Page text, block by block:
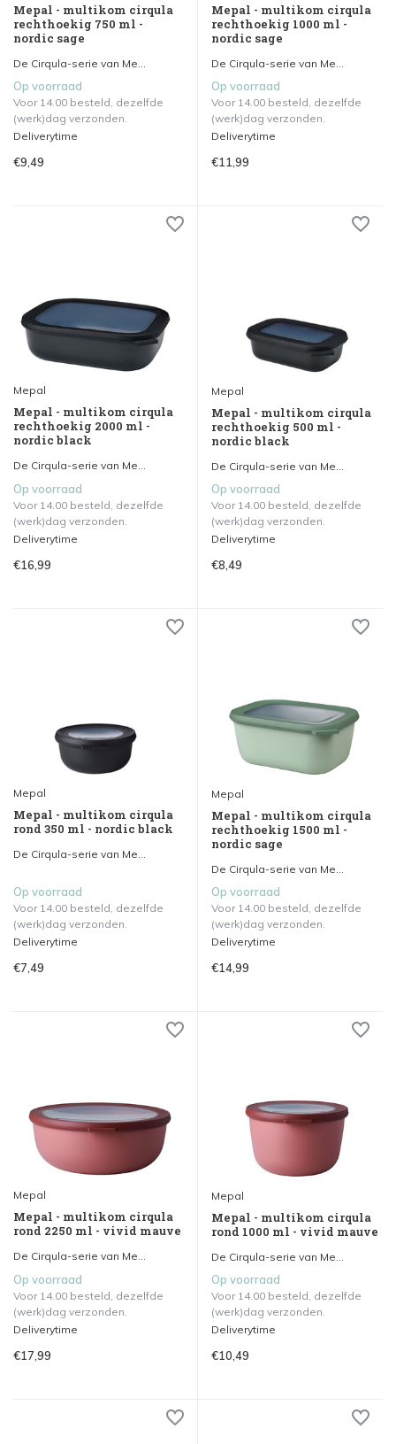
Mepal - multikom cirqula
rechthoekig 750 ml -
nordic sage
De Cirqula-serie van Me...
Op voorraad
Voor 14.00 besteld, dezelfde
(werk)dag verzonden.
Deliverytime
€9,49
Mepal - multikom cirqula
rechthoekig 1000 ml -
nordic sage
De Cirqula-serie van Me...
Op voorraad
Voor 14.00 besteld, dezelfde
(werk)dag verzonden.
Deliverytime
€11,99
Mepal
Mepal - multikom cirqula
rechthoekig 2000 ml -
nordic black
De Cirqula-serie van Me...
Op voorraad
Voor 14.00 besteld, dezelfde
(werk)dag verzonden.
Deliverytime
€16,99
Mepal
Mepal - multikom cirqula
rechthoekig 500 ml -
nordic black
De Cirqula-serie van Me...
Op voorraad
Voor 14.00 besteld, dezelfde
(werk)dag verzonden.
Deliverytime
€8,49
Mepal
Mepal - multikom cirqula
rond 350 ml - nordic black
De Cirqula-serie van Me...
Op voorraad
Voor 14.00 besteld, dezelfde
(werk)dag verzonden.
Deliverytime
€7,49
Mepal
Mepal - multikom cirqula
rechthoekig 1500 ml -
nordic sage
De Cirqula-serie van Me...
Op voorraad
Voor 14.00 besteld, dezelfde
(werk)dag verzonden.
Deliverytime
€14,99
Mepal
Mepal - multikom cirqula
rond 2250 ml - vivid mauve
De Cirqula-serie van Me...
Op voorraad
Voor 14.00 besteld, dezelfde
(werk)dag verzonden.
Deliverytime
€17,99
Mepal
Mepal - multikom cirqula
rond 1000 ml - vivid mauve
De Cirqula-serie van Me...
Op voorraad
Voor 14.00 besteld, dezelfde
(werk)dag verzonden.
Deliverytime
€10,49